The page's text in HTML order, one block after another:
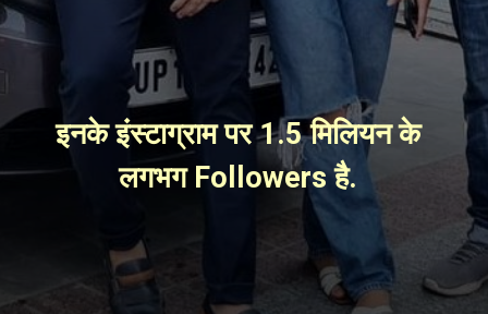
इनके इंस्टाग्राम पर 1.5 मिलियन के
लगभग Followers है.